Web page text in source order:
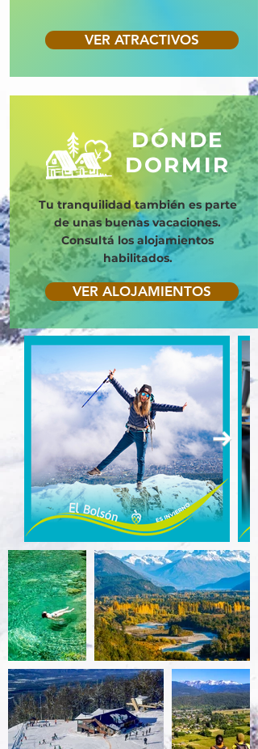
VER ATRACTIVOS
DÓNDE
DORMIR
Tu tranquilidad también es parte
de unas buenas vacaciones.
Consultá los alojamientos
habilitados.
VER ALOJAMIENTOS